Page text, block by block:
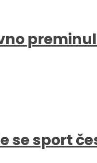
se sport